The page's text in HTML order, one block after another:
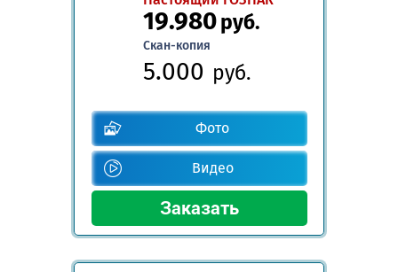
19.980руб.
Скан-копия
5.000 руб.
Фото
Видео